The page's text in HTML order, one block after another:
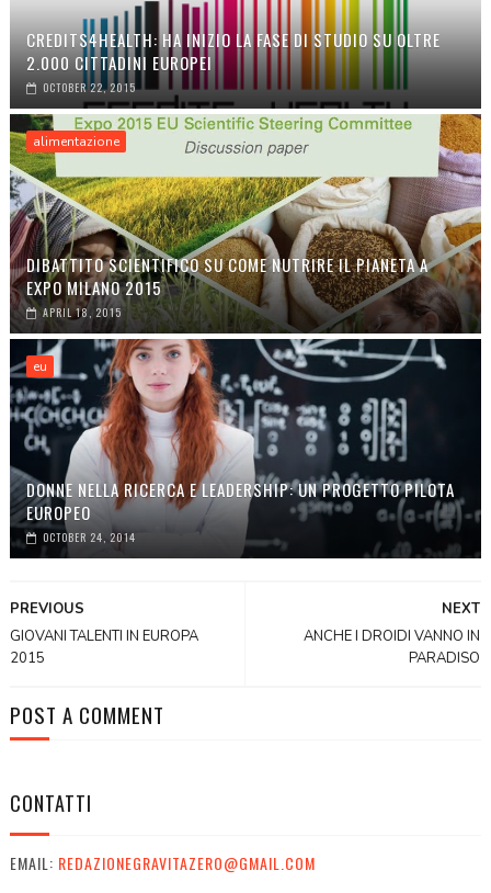
CREDITS4HEALTH: HA INIZIO LA FASE DI STUDIO SU OLTRE
2.000 CITTADINI EUROPEI
OCTOBER 22, 2015
alimentazione
DIBATTITO SCIENTIFICO SU COME NUTRIRE IL PIANETA A
EXPO MILANO 2015
APRIL 18, 2015
eu
DONNE NELLA RICERCA E LEADERSHIP: UN PROGETTO PILOTA
EUROPEO
OCTOBER 24, 2014
NEXT
ANCHE I DROIDI VANNO IN
PARADISO
PREVIOUS
GIOVANI TALENTI IN EUROPA
2015
POST A COMMENT
CONTATTI
EMAIL: REDAZIONEGRAVITAZERO@GMAIL.COM